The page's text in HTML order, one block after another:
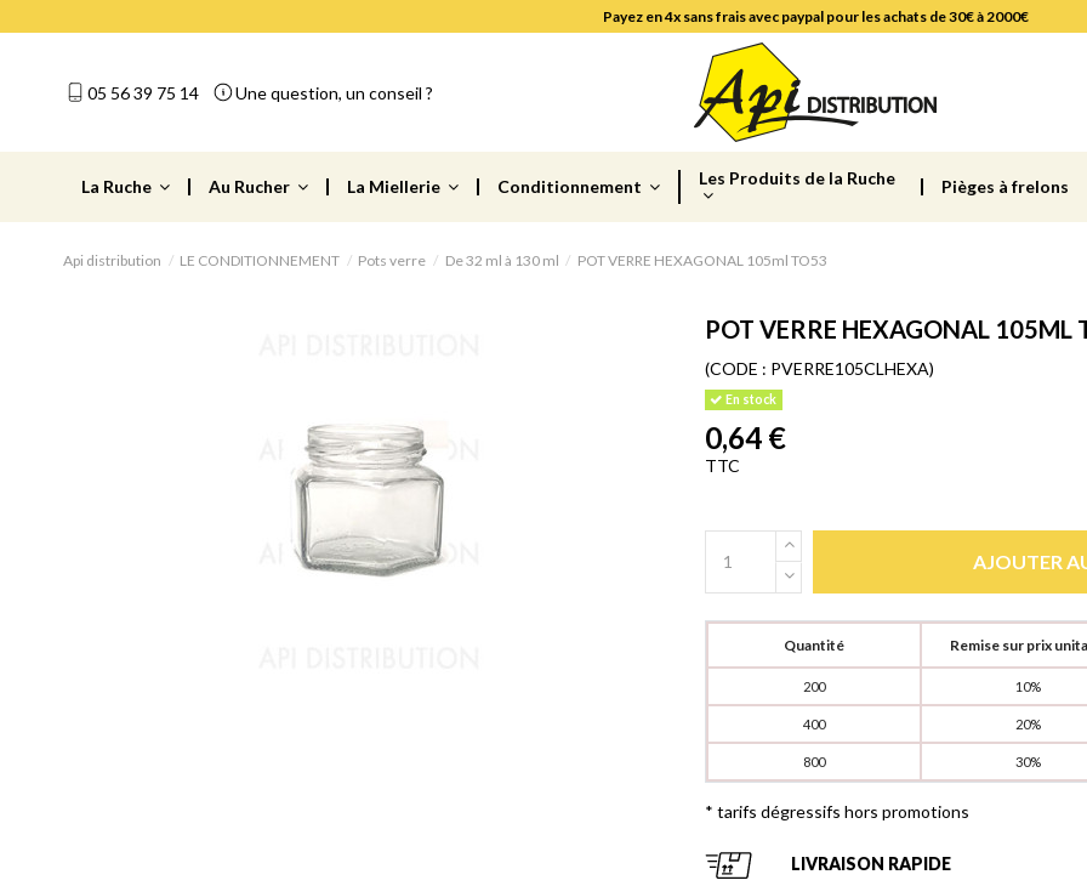
Payez en 4x sans frais avec paypal pour les achats de 30€ à 2000€
05 56 39 75 14 Une question, un conseil ?
La Ruche Au Rucher La Miellerie Conditionnement Les Produits de la Ruche Pièges à frelons
Api distribution LE CONDITIONNEMENT Pots verre De 32 ml à 130 ml POT VERRE HEXAGONAL 105ml TO53
POT VERRE HEXAGONAL 105ML
(CODE : PVERRE105CLHEXA)
En stock
0,64 €
TTC
AJOUTER
Quantité Remise sur prix
200 10%
400 20%
800 30%
* tarifs dégressifs hors promotions
LIVRAISON RAPIDE